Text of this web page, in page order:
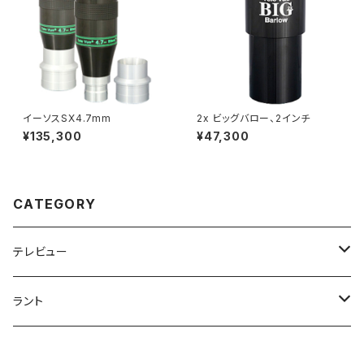
イーソスSX4.7mm
¥135,300
2x ビッグバロー、2インチ
¥47,300
CATEGORY
テレビュー
アイピース
ラント